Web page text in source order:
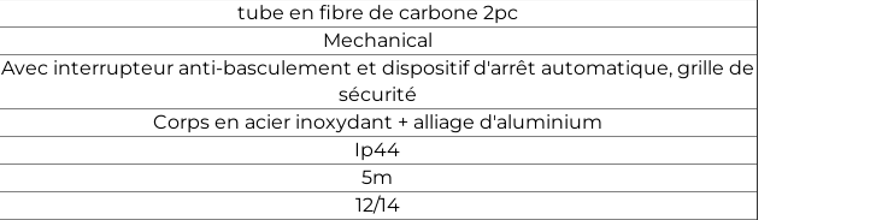
tube en fibre de carbone 2pc
Mechanical
Avec interrupteur anti-basculement et dispositif d'arrêt automatique, grille de
sécurité
Corps en acier inoxydant + alliage d'aluminium
Ip44
5m
12/14